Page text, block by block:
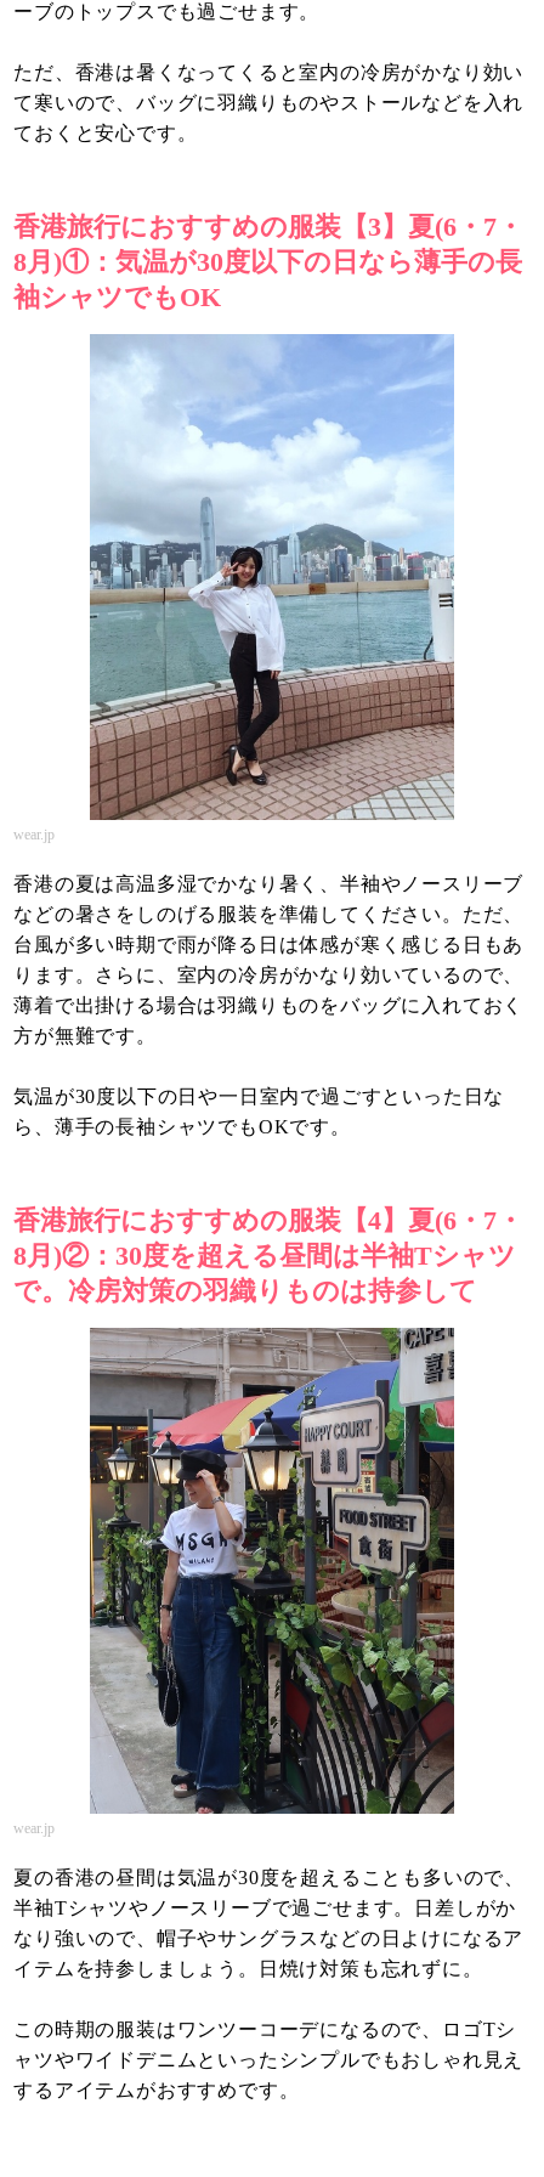
ーブのトップスでも過ごせます。
ただ、香港は暑くなってくると室内の冷房がかなり効い
て寒いので、バッグに羽織りものやストールなどを入れ
ておくと安心です。
香港旅行におすすめの服装【3】夏(6・7・
8月)①：気温が30度以下の日なら薄手の長
袖シャツでもOK
wear.jp
香港の夏は高温多湿でかなり暑く、半袖やノースリーブ
などの暑さをしのげる服装を準備してください。ただ、
台風が多い時期で雨が降る日は体感が寒く感じる日もあ
ります。さらに、室内の冷房がかなり効いているので、
薄着で出掛ける場合は羽織りものをバッグに入れておく
方が無難です。
気温が30度以下の日や一日室内で過ごすといった日な
ら、薄手の長袖シャツでもOKです。
香港旅行におすすめの服装【4】夏(6・7・
8月)②：30度を超える昼間は半袖Tシャツ
で。冷房対策の羽織りものは持参して
wear.jp
夏の香港の昼間は気温が30度を超えることも多いので、
半袖Tシャツやノースリーブで過ごせます。日差しがか
なり強いので、帽子やサングラスなどの日よけになるア
イテムを持参しましょう。日焼け対策も忘れずに。
この時期の服装はワンツーコーデになるので、ロゴTシ
ャツやワイドデニムといったシンプルでもおしゃれ見え
するアイテムがおすすめです。